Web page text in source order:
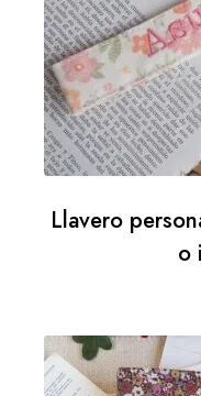
Llavero
o